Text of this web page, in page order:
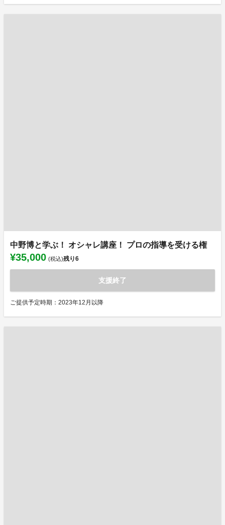
中野博と学ぶ！ オシャレ講座！ プロの指導を受ける権
¥35,000 (税込)残り6
支援終了
ご提供予定時期：2023年12月以降